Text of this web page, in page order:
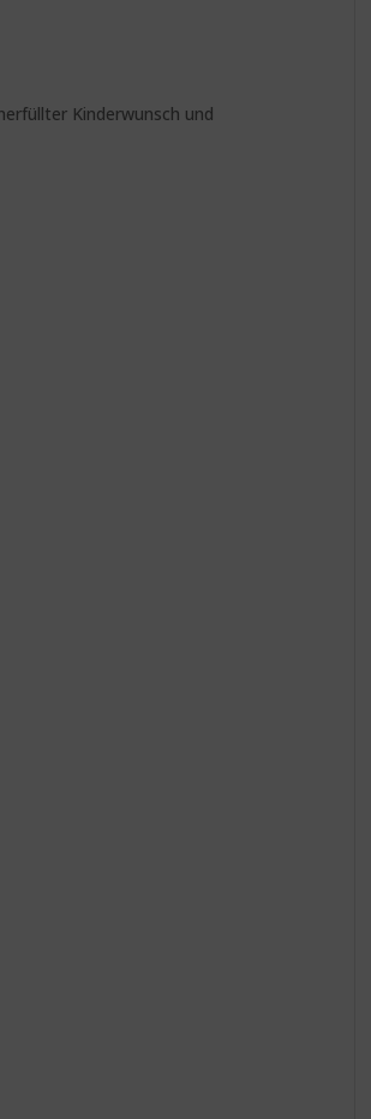
Kinderwunsch und